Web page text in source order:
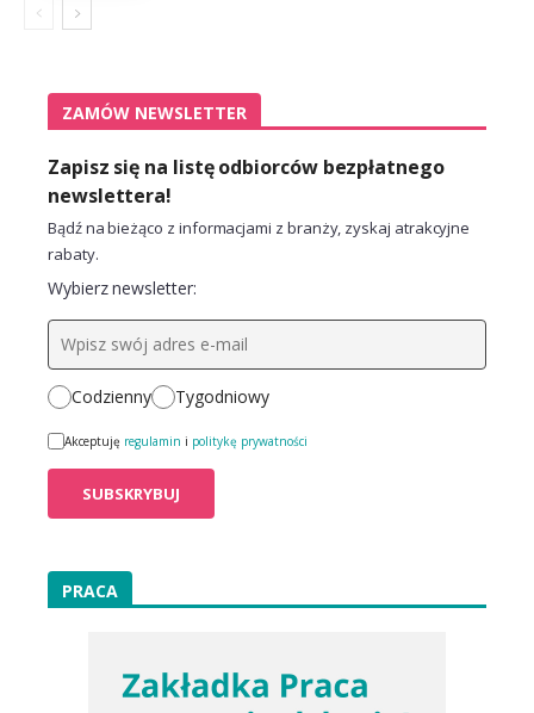
ZAMÓW NEWSLETTER
Zapisz się na listę odbiorców bezpłatnego
newslettera!
Bądź na bieżąco z informacjami z branży, zyskaj atrakcyjne
rabaty.
Wybierz newsletter:
Codzienny Tygodniowy
Akceptuję regulamin i politykę prywatności
PRACA